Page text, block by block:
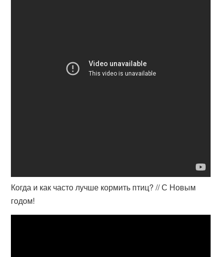
Когда и как часто лучше кормить птиц? // С Новым
годом!